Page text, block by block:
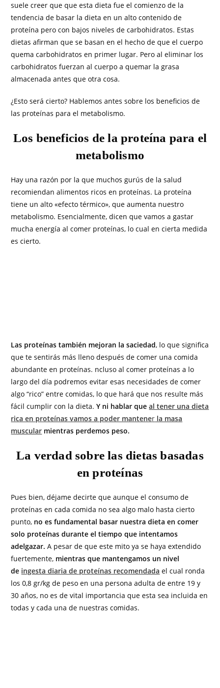
suele creer que que esta dieta fue el comienzo de la
tendencia de basar la dieta en un alto contenido de
proteína pero con bajos niveles de carbohidratos. Estas
dietas afirman que se basan en el hecho de que el cuerpo
quema carbohidratos en primer lugar. Pero al eliminar los
carbohidratos fuerzan al cuerpo a quemar la grasa
almacenada antes que otra cosa.
¿Esto será cierto? Hablemos antes sobre los beneficios de
las proteínas para el metabolismo.
Los beneficios de la proteína para el
metabolismo
Hay una razón por la que muchos gurús de la salud
recomiendan alimentos ricos en proteínas. La proteína
tiene un alto «efecto térmico», que aumenta nuestro
metabolismo. Esencialmente, dicen que vamos a gastar
mucha energía al comer proteínas, lo cual en cierta medida
es cierto.
Las proteínas también mejoran la saciedad, lo que significa
que te sentirás más lleno después de comer una comida
abundante en proteínas. ncluso al comer proteínas a lo
largo del día podremos evitar esas necesidades de comer
algo “rico” entre comidas, lo que hará que nos resulte más
fácil cumplir con la dieta.Y ni hablar queal tener una dieta
rica en proteínas vamos a poder mantener la masa
muscular mientras perdemos peso.
La verdad sobre las dietas basadas
en proteínas
Pues bien, déjame decirte que aunque el consumo de
proteínas en cada comida no sea algo malo hasta cierto
punto, no es fundamental basar nuestra dieta en comer
solo proteínas durante el tiempo que intentamos
adelgazar. A pesar de que este mito ya se haya extendido
fuertemente, mientras que mantengamos un nivel
de ingesta diaria de proteínas recomendada el cual ronda
los 0,8 gr/kg de peso en una persona adulta de entre 19 y
30 años, no es de vital importancia que esta sea incluida en
todas y cada una de nuestras comidas.